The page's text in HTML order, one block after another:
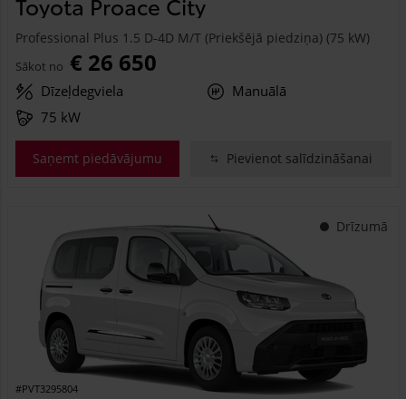
Professional Plus 1.5 D-4D M/T (Priekšējā piedziņa) (75 kW)
Sākot no € 26 650
Dīzeļdegviela
Manuālā
75 kW
Saņemt piedāvājumu Pievienot salīdzināšanai
Drīzumā
#PVT3295804